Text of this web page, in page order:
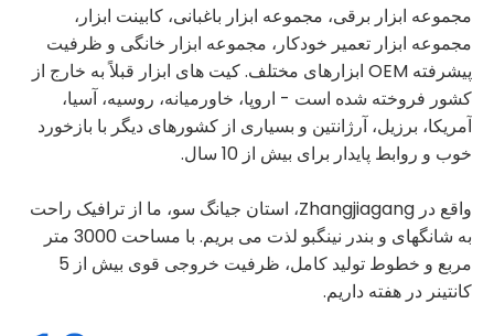
مجموعه ابزار برقی، مجموعه ابزار باغبانی، کابینت ابزار،
مجموعه ابزار تعمیر خودکار، مجموعه ابزار خانگی و ظرفیت
پیشرفته OEM ابزارهای مختلف. کیت های ابزار قبلاً به خارج از
کشور فروخته شده است - اروپا، خاورمیانه، روسیه، آسیا،
آمریکا، برزیل، آرژانتین و بسیاری از کشورهای دیگر با بازخورد
خوب و روابط پایدار برای بیش از 10 سال.
واقع در Zhangjiagang، استان جیانگ سو، ما از ترافیک راحت
به شانگهای و بندر نینگبو لذت می بریم. با مساحت 3000 متر
مربع و خطوط تولید کامل، ظرفیت خروجی قوی بیش از 5
کانتینر در هفته داریم.